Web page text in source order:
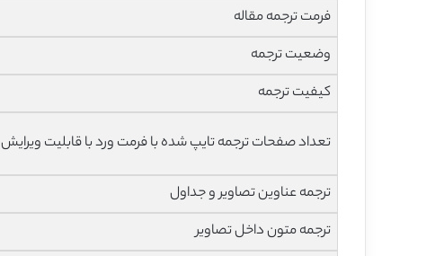
فرمت ترجمه مقاله
وضعیت ترجمه
کیفیت ترجمه
تعداد صفحات ترجمه تایپ شده با فرمت ورد با قابلیت ویرایش
ترجمه عناوین تصاویر و جداول
ترجمه متون داخل تصاویر